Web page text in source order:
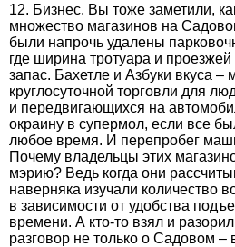
12. Бизнес. Вы тоже заметили,
множество магазинов на
были напрочь удалены
где ширина тротуара и
запас. Бахетле и Азбуки вкуса –
круглосуточной торговли для
и передвигающихся на
окраину в супермол, если все
любое время. И перепробег
Почему владельцы этих
мэрию? Ведь когда они
наверняка изучали количество
в зависимости от удобства
времени. А кто-то взял и
разговор не только о Садовом –